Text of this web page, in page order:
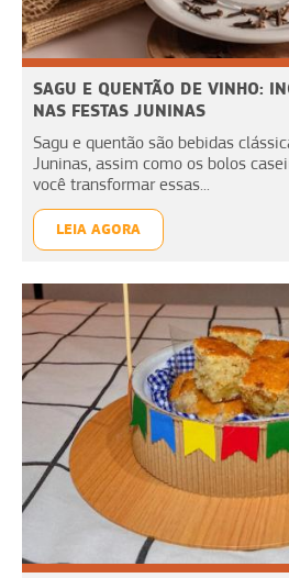
SAGU E QUENTÃO DE VINHO:
NAS FESTAS JUNINAS
Sagu e quentão são bebidas
Juninas, assim como os bolos
você transformar essas...
LEIA AGORA